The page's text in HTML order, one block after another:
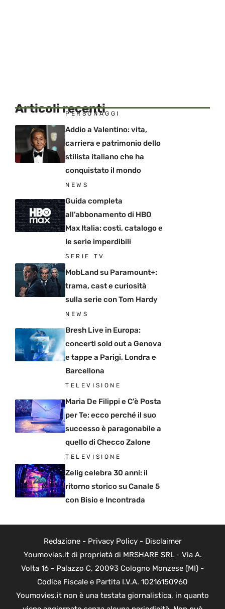
Articoli recenti
PERSONAGGI
Addio a Valentino: vita,
carriera e patrimonio dello
stilista italiano che ha
conquistato il mondo
NEWS
Guida completa
all’abbonamento di HBO
Max Italia: costi, catalogo e
le serie imperdibili
SERIE TV
MobLand su Paramount+:
trama, cast e curiosità
sulla serie con Tom Hardy
NEWS
Bresh Live in Europa:
concerti sold out a Genova
e tappe a Parigi, Londra e
Barcellona
TELEVISIONE
Maria De Filippi e C’è Posta
per Te: ecco perché il suo
successo è paragonabile a
quello di Checco Zalone
TELEVISIONE
Zelig celebra 30 anni: il
ritorno storico su Canale 5
con Bisio e Incontrada
Redazione- Privacy Policy- Disclaimer
Youmovies.it di proprietà di MRSHARE SRL - Via A.
Volta 16 - Palazzo C, 20093 Cologno Monzese (MI) -
Codice Fiscale e Partita I.V.A. 10216150960
Youmovies.it non è una testata giornalistica, in quanto